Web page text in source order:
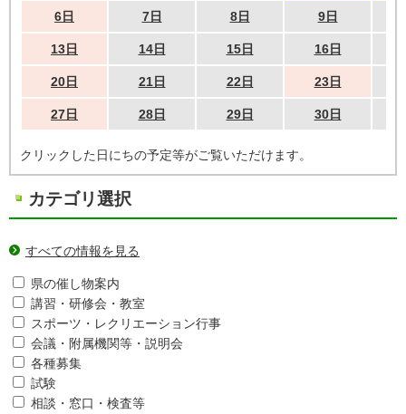
6日 7日 8日 9日
13日 14日 15日 16日
20日 21日 22日 23日
27日 28日 29日 30日
クリックした日にちの予定等がご覧いただけます。
カテゴリ選択
すべての情報を見る
県の催し物案内
講習・研修会・教室
スポーツ・レクリエーション行事
会議・附属機関等・説明会
各種募集
試験
相談・窓口・検査等